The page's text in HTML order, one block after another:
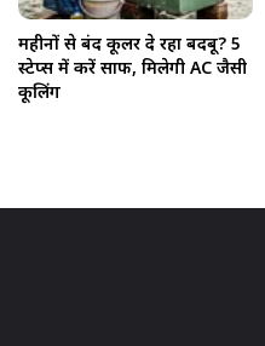
महीनों से बंद कूलर दे रहा बदबू? 5
स्टेप्स में करें साफ, मिलेगी AC जैसी
कूलिंग